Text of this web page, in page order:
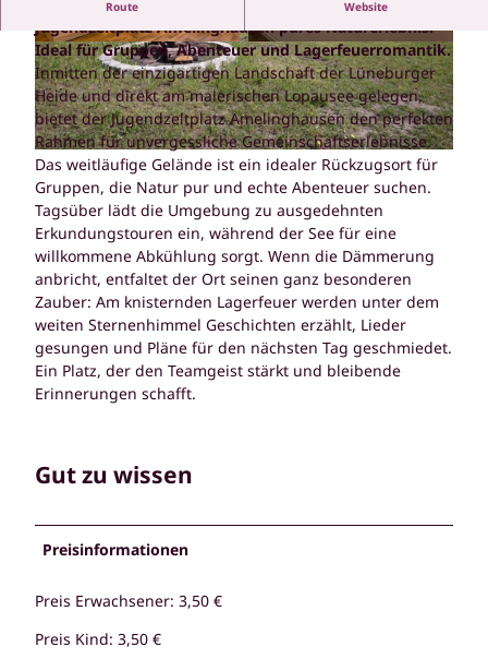
© SG Amelinghausen | CC-BY-SA
© SG Amelinghausen |CC-BY-SA © SG Amelinghausen |CC-BY-SA
Route Website
Jugendzeltplatz Amelinghausen pures Naturerlebnis.
Ideal für Gruppen, Abenteuer und Lagerfeuerromantik.
Inmitten der einzigartigen Landschaft der Lüneburger
Heide und direkt am malerischen Lopausee gelegen,
bietet der Jugendzeltplatz Amelinghausen den perfekten
Rahmen für unvergessliche Gemeinschaftserlebnisse.
Das weitläufige Gelände ist ein idealer Rückzugsort für
Gruppen, die Natur pur und echte Abenteuer suchen.
Tagsüber lädt die Umgebung zu ausgedehnten
Erkundungstouren ein, während der See für eine
willkommene Abkühlung sorgt. Wenn die Dämmerung
anbricht, entfaltet der Ort seinen ganz besonderen
Zauber: Am knisternden Lagerfeuer werden unter dem
weiten Sternenhimmel Geschichten erzählt, Lieder
gesungen und Pläne für den nächsten Tag geschmiedet.
Ein Platz, der den Teamgeist stärkt und bleibende
Erinnerungen schafft.
Gut zu wissen
Preisinformationen
Preis Erwachsener: 3,50 €
Preis Kind: 3,50 €